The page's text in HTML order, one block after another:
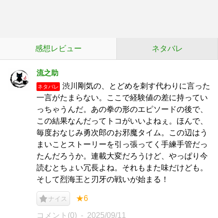
感想レビュー ネタバレ
流之助
ネタバレ
渋川剛気の、とどめを刺す代わりに言った
一言がたまらない。ここで経験値の差に持ってい
っちゃうんだ。あの拳の形のエピソードの後で、
この結果なんだってトコがいいよねぇ。ほんで、
毎度おなじみ勇次郎のお邪魔タイム。この辺はう
まいことストーリーを引っ張ってく手練手管だっ
たんだろうか。連載大変だろうけど、やっぱり今
読むとちょい冗長よね。それもまた味だけども。
そして烈海王と刃牙の戦いが始まる！
ナイス ★6
コメント(0) 2025/09/11